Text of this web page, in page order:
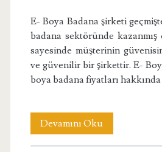
E- Boya Badana şirketi
badana sektöründe
sayesinde müşterinin
ve güvenilir bir şirkettir. E-
boya badana fiyatları hakkında
Devamını OkuBoya
Badana